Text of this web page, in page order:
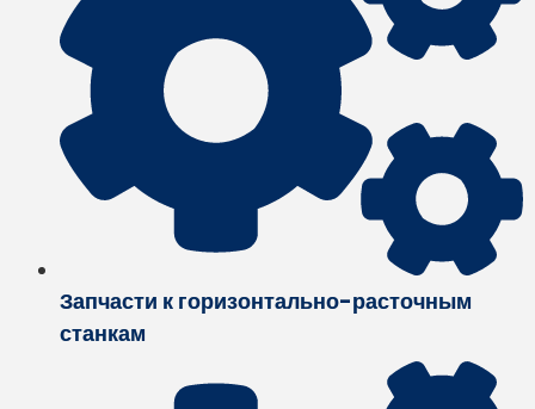
Запчасти к горизонтально-расточным
станкам